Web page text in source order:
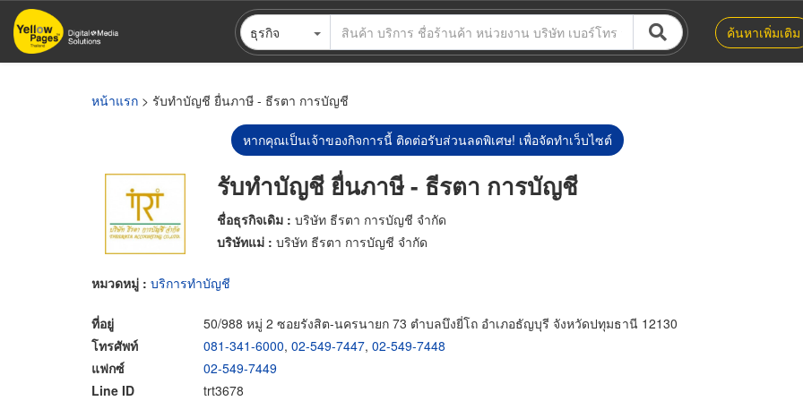
ข้าม
ไป
ธุรกิจ ค้นหาเพิ่มเติม
หน้าแรก > รับทำบัญชี ยื่นภาษี - ธีรตา การบัญชี
หากคุณเป็นเจ้าของกิจการนี้ ติดต่อรับส่วนลดพิเศษ! เพื่อจัดทำเว็บไซต์
รับทำบัญชี ยื่นภาษี - ธีรตา การบัญชี
ชื่อธุรกิจเดิม : บริษัท ธีรตา การบัญชี จำกัด
บริษัทแม่ : บริษัท ธีรตา การบัญชี จำกัด
หมวดหมู่ : บริการทำบัญชี
ที่อยู่
50/988 หมู่ 2 ซอยรังสิต-นครนายก 73 ตำบลบึงยี่โถ อำเภอธัญบุรี จังหวัดปทุมธานี 12130
โทรศัพท์
081-341-6000, 02-549-7447, 02-549-7448
แฟกซ์
02-549-7449
Line ID
trt3678